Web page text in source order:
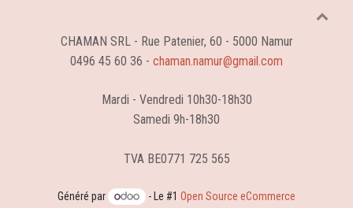
CHAMAN SRL - Rue Patenier, 60 - 5000 Namur
0496 45 60 36 - chaman.namur@gmail.com
Mardi - Vendredi 10h30-18h30
Samedi 9h-18h30
TVA BE0771 725 565
Généré par - Le #1Open Source eCommerce